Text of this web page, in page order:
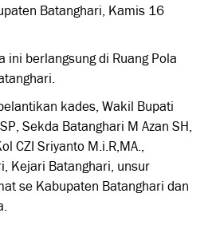
Batanghari, Kamis 16
ini berlangsung di Ruang Pola
kades, Wakil Bupati
Sekda Batanghari M Azan SH,
CZI Sriyanto M.i.R,MA.,
Kejari Batanghari, unsur
se Kabupaten Batanghari dan